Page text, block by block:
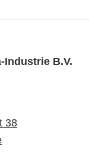
Industrie B.V.
38